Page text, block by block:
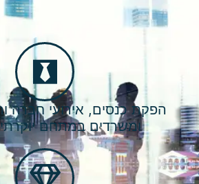
הפקת כנסים, אירועי חברה
ומשרדים במתחם